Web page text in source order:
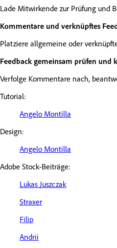
Lade Mitwirkende zur Prüfung und
Kommentare und verknüpftes
Platziere allgemeine oder
Feedback gemeinsam prüfen und
Verfolge Kommentare nach,
Tutorial:
Angelo Montilla
Design:
Angelo Montilla
Adobe Stock-Beiträge:
Lukas Juszczak
Straxer
Filip
Andrii